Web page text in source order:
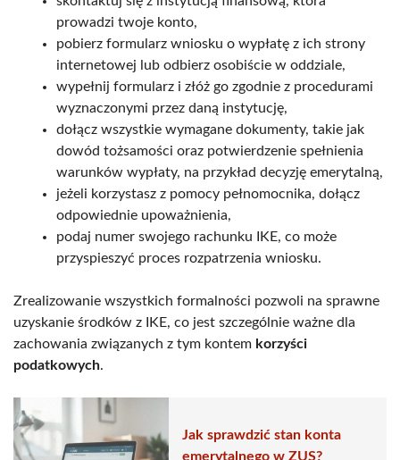
prowadzi twoje konto,
pobierz formularz wniosku o wypłatę z ich strony
internetowej lub odbierz osobiście w oddziale,
wypełnij formularz i złóż go zgodnie z procedurami
wyznaczonymi przez daną instytucję,
dołącz wszystkie wymagane dokumenty, takie jak
dowód tożsamości oraz potwierdzenie spełnienia
warunków wypłaty, na przykład decyzję emerytalną,
jeżeli korzystasz z pomocy pełnomocnika, dołącz
odpowiednie upoważnienia,
podaj numer swojego rachunku IKE, co może
przyspieszyć proces rozpatrzenia wniosku.
Zrealizowanie wszystkich formalności pozwoli na sprawne
uzyskanie środków z IKE, co jest szczególnie ważne dla
zachowania związanych z tym kontem korzyści
podatkowych.
Jak sprawdzić stan konta
emerytalnego w ZUS?